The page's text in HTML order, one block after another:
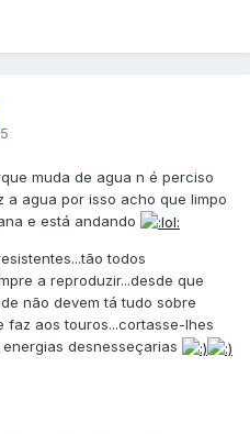
muda de agua n é perciso
a agua por isso acho que limpo
e está andando
todos
a reproduzir...desde que
não devem tá tudo sobre
faz aos touros...cortasse-lhes
desnesseçarias